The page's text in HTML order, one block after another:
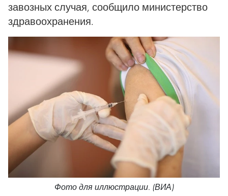
завозных случая, сообщило министерство
здравоохранения.
Фото для иллюстрации. (ВИА)